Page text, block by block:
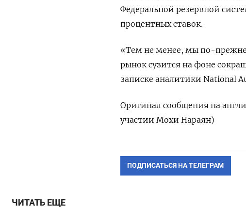
Федеральной резервной
процентных ставок.
«Тем не менее, мы по-
рынок сузится на фоне
записке аналитики National
Оригинал сообщения на
участии Мохи Нараян)
ПОДПИСАТЬСЯ НА ТЕЛЕГРАМ
ЧИТАТЬ ЕЩЕ